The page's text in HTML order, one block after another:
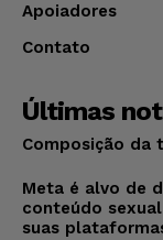
Apoiadores
Contato
Últimas
Composição da
Meta é alvo de
conteúdo
suas